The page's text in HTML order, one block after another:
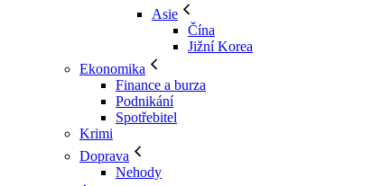
Asie
Čína
Jižní Korea
Ekonomika
Finance a burza
Podnikání
Spotřebitel
Krimi
Doprava
Nehody